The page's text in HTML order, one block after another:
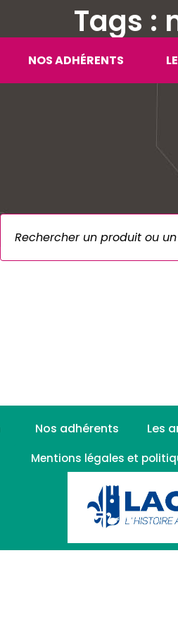
NOS ADHÉRENTS
Tags :
Nos adhérents Les
Mentions légales et